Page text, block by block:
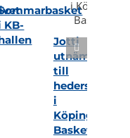
KB-
Jotti
utnämnd
till
hedersmedlem
i
Köping
Basket